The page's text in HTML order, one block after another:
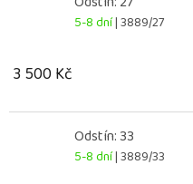
5-8 dní| 3889/27
3 500 Kč
Odstín: 33
5-8 dní| 3889/33